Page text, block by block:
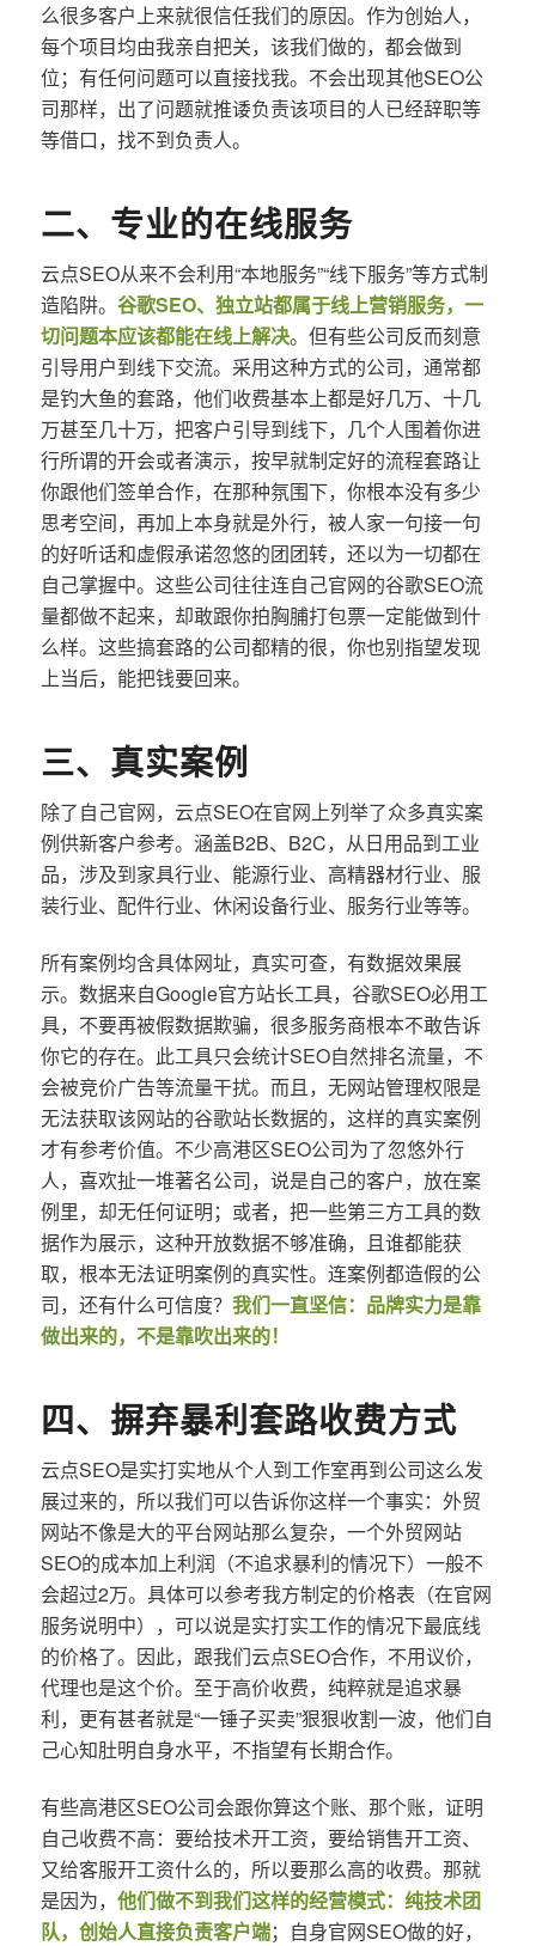
么很多客户上来就很信任我们的原因。作为创始人，
每个项目均由我亲自把关，该我们做的，都会做到
位；有任何问题可以直接找我。不会出现其他SEO公
司那样，出了问题就推诿负责该项目的人已经辞职等
等借口，找不到负责人。
二、专业的在线服务
云点SEO从来不会利用“本地服务”“线下服务”等方式制
造陷阱。 谷歌SEO、独立站都属于线上营销服务，一
切问题本应该都能在线上解决。但有些公司反而刻意
引导用户到线下交流。采用这种方式的公司，通常都
是钓大鱼的套路，他们收费基本上都是好几万、十几
万甚至几十万，把客户引导到线下，几个人围着你进
行所谓的开会或者演示，按早就制定好的流程套路让
你跟他们签单合作，在那种氛围下，你根本没有多少
思考空间，再加上本身就是外行，被人家一句接一句
的好听话和虚假承诺忽悠的团团转，还以为一切都在
自己掌握中。这些公司往往连自己官网的谷歌SEO流
量都做不起来，却敢跟你拍胸脯打包票一定能做到什
么样。这些搞套路的公司都精的很，你也别指望发现
上当后，能把钱要回来。
三、真实案例
除了自己官网，云点SEO在官网上列举了众多真实案
例供新客户参考。涵盖B2B、B2C，从日用品到工业
品，涉及到家具行业、能源行业、高精器材行业、服
装行业、配件行业、休闲设备行业、服务行业等等。
所有案例均含具体网址，真实可查，有数据效果展
示。数据来自Google官方站长工具，谷歌SEO必用工
具，不要再被假数据欺骗，很多服务商根本不敢告诉
你它的存在。此工具只会统计SEO自然排名流量，不
会被竞价广告等流量干扰。而且，无网站管理权限是
无法获取该网站的谷歌站长数据的，这样的真实案例
才有参考价值。不少高港区SEO公司为了忽悠外行
人，喜欢扯一堆著名公司，说是自己的客户，放在案
例里，却无任何证明；或者，把一些第三方工具的数
据作为展示，这种开放数据不够准确，且谁都能获
取，根本无法证明案例的真实性。连案例都造假的公
司，还有什么可信度？ 我们一直坚信：品牌实力是靠
做出来的，不是靠吹出来的！
四、摒弃暴利套路收费方式
云点SEO是实打实地从个人到工作室再到公司这么发
展过来的，所以我们可以告诉你这样一个事实：外贸
网站不像是大的平台网站那么复杂，一个外贸网站
SEO的成本加上利润（不追求暴利的情况下）一般不
会超过2万。具体可以参考我方制定的价格表（在官网
服务说明中），可以说是实打实工作的情况下最底线
的价格了。因此，跟我们云点SEO合作，不用议价，
代理也是这个价。至于高价收费，纯粹就是追求暴
利，更有甚者就是“一锤子买卖”狠狠收割一波，他们自
己心知肚明自身水平，不指望有长期合作。
有些高港区SEO公司会跟你算这个账、那个账，证明
自己收费不高：要给技术开工资，要给销售开工资、
又给客服开工资什么的，所以要那么高的收费。那就
是因为， 他们做不到我们这样的经营模式：纯技术团
队，创始人直接负责客户端；自身官网SEO做的好，